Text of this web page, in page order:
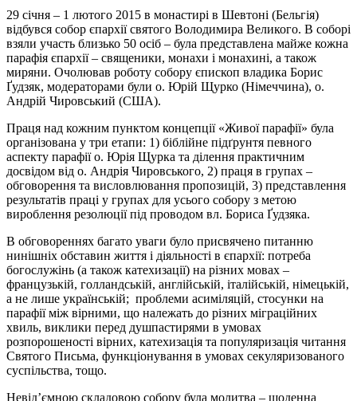
29 січня – 1 лютого 2015 в монастирі в Шевтоні (Бельгія)
відбувся собор єпархії святого Володимира Великого. В соборі
взяли участь близько 50 осіб – була представлена майже кожна
парафія єпархії – священики, монахи і монахині, а також
миряни. Очолював роботу собору єпископ владика Борис
Ґудзяк, модераторами були о. Юрій Щурко (Німеччина), о.
Андрій Чировський (США).
Праця над кожним пунктом концепції «Живої парафії» була
організована у три етапи: 1) біблійне підґрунтя певного
аспекту парафії о. Юрія Щурка та ділення практичним
досвідом від о. Андрія Чировського, 2) праця в групах –
обговорення та висловлювання пропозицій, 3) представлення
результатів праці у групах для усього собору з метою
вироблення резолюції під проводом вл. Бориса Ґудзяка.
В обговореннях багато уваги було присвячено питанню
нинішніх обставин життя і діяльності в єпархії: потреба
богослужінь (а також катехизації) на різних мовах –
французькій, голландській, англійській, італійській, німецькій,
а не лише українській; проблеми асиміляцій, стосунки на
парафії між вірними, що належать до різних міграційних
хвиль, виклики перед душпастирями в умовах
розпорошеності вірних, катехизація та популяризація читання
Святого Письма, функціонування в умовах секуляризованого
суспільства, тощо.
Невід’ємною складовою собору була молитва – щоденна